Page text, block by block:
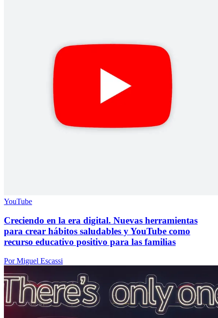
YouTube
Creciendo en la era digital. Nuevas herramientas
para crear hábitos saludables y YouTube como
recurso educativo positivo para las familias
Por Miguel Escassi